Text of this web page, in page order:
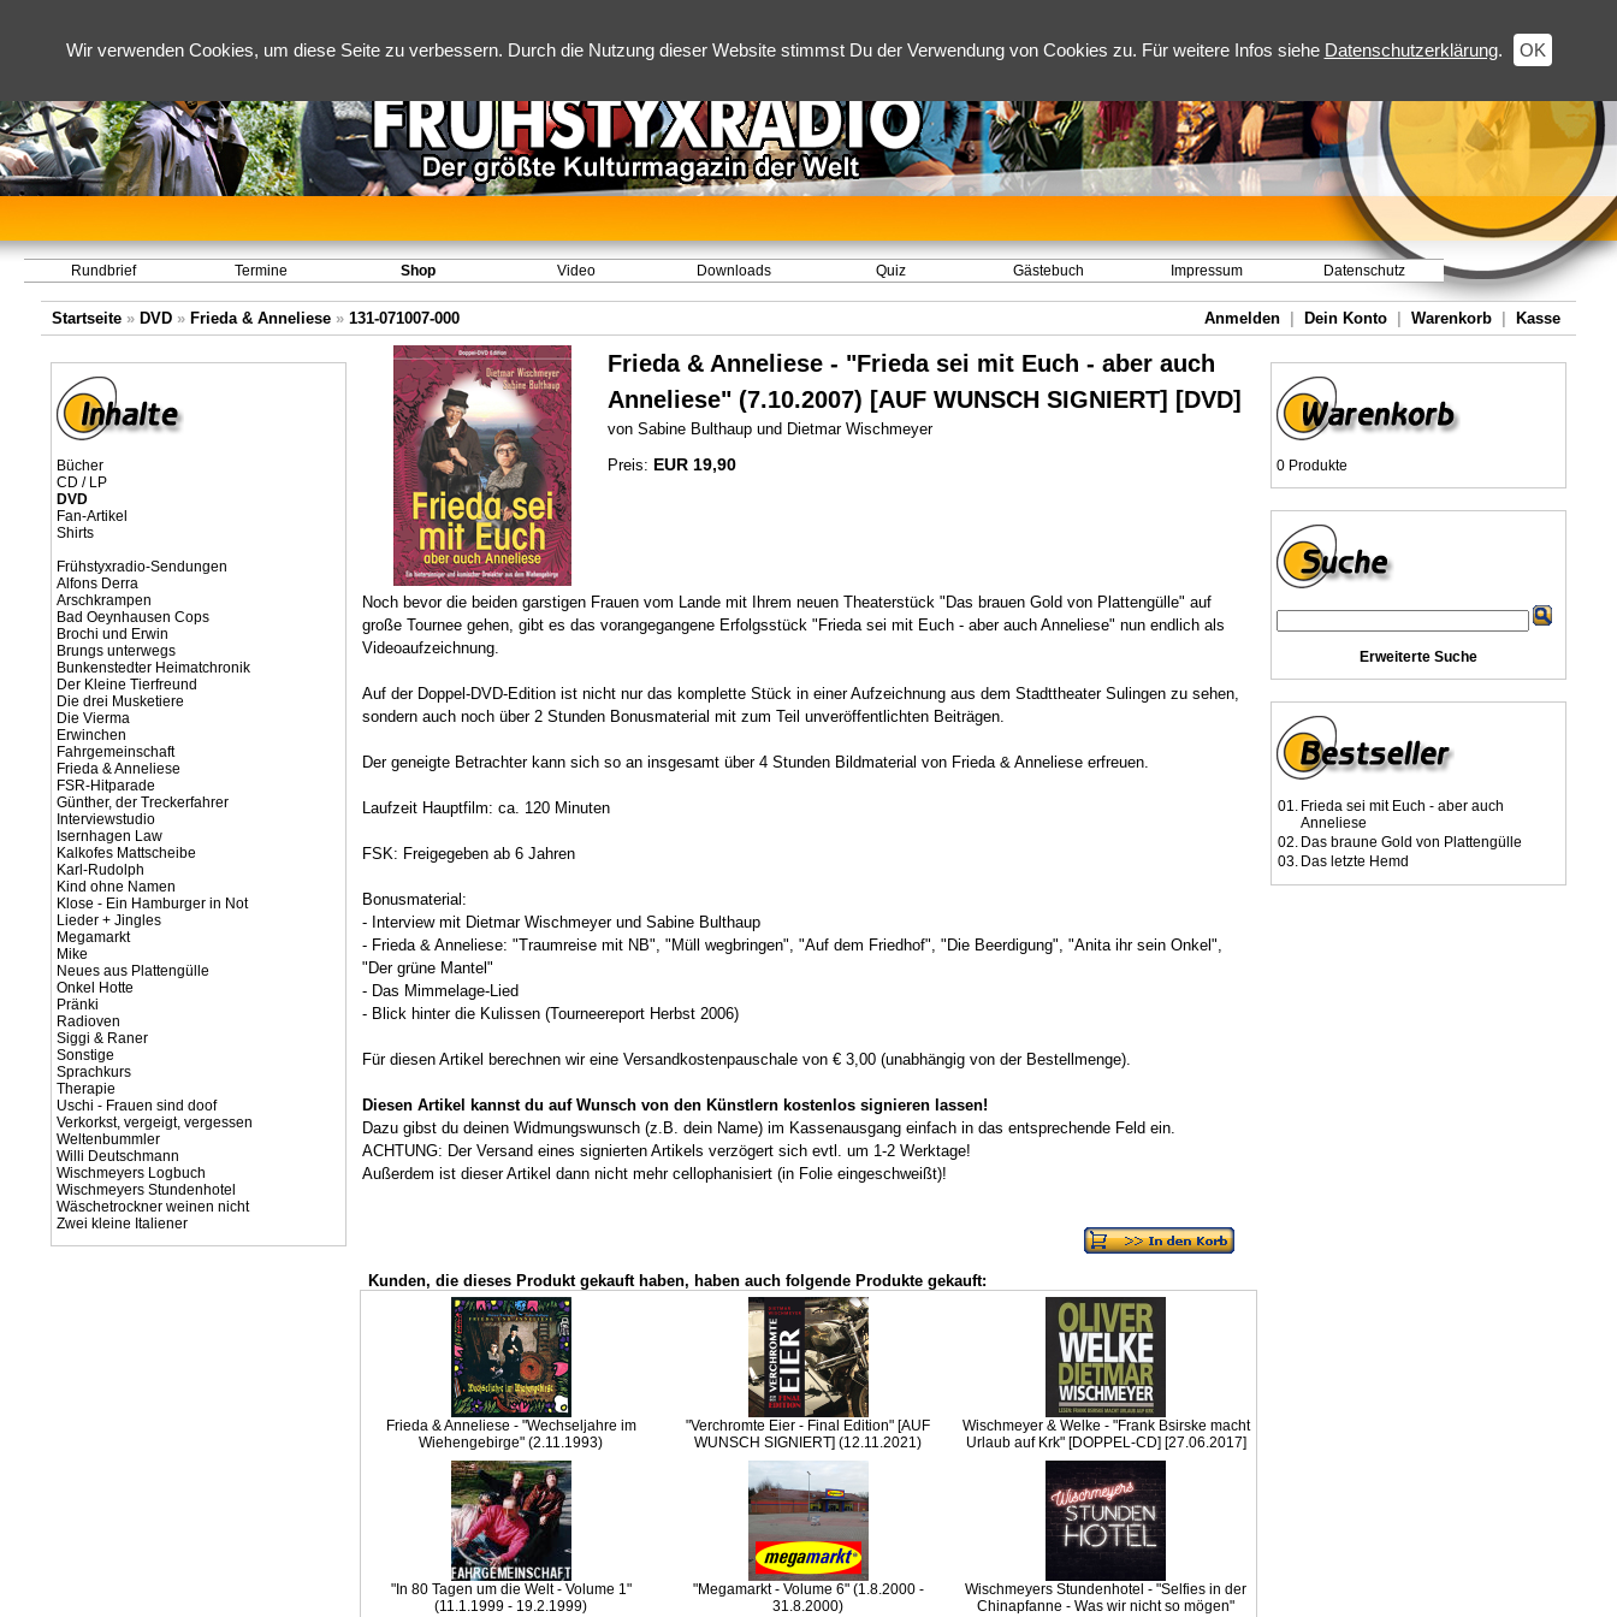
Wir verwenden Cookies, um diese Seite zu verbessern. Durch die Nutzung dieser Website stimmst Du der Verwendung von Cookies zu. Für weitere Infos siehe Datenschutzerklärung. OK
Rundbrief Termine Shop Video Downloads Quiz Gästebuch Impressum Datenschutz
Startseite » DVD » Frieda & Anneliese » 131-071007-000 Anmelden Dein Konto Warenkorb Kasse
Bücher
CD / LP
DVD
Fan-Artikel
Shirts
Frühstyxradio-Sendungen
Alfons Derra
Arschkrampen
Bad Oeynhausen Cops
Brochi und Erwin
Brungs unterwegs
Bunkenstedter Heimatchronik
Der Kleine Tierfreund
Die drei Musketiere
Die Vierma
Erwinchen
Fahrgemeinschaft
Frieda & Anneliese
FSR-Hitparade
Günther, der Treckerfahrer
Interviewstudio
Isernhagen Law
Kalkofes Mattscheibe
Karl-Rudolph
Kind ohne Namen
Klose - Ein Hamburger in Not
Lieder + Jingles
Megamarkt
Mike
Neues aus Plattengülle
Onkel Hotte
Pränki
Radioven
Siggi & Raner
Sonstige
Sprachkurs
Therapie
Uschi - Frauen sind doof
Verkorkst, vergeigt, vergessen
Weltenbummler
Willi Deutschmann
Wischmeyers Logbuch
Wischmeyers Stundenhotel
Wäschetrockner weinen nicht
Zwei kleine Italiener
Frieda & Anneliese - "Frieda sei mit Euch - aber auch
Anneliese" (7.10.2007) [AUF WUNSCH SIGNIERT] [DVD]
von Sabine Bulthaup und Dietmar Wischmeyer
Preis: EUR 19,90
Noch bevor die beiden garstigen Frauen vom Lande mit Ihrem neuen Theaterstück "Das brauen Gold von Plattengülle" auf
große Tournee gehen, gibt es das vorangegangene Erfolgsstück "Frieda sei mit Euch - aber auch Anneliese" nun endlich als
Videoaufzeichnung.
Auf der Doppel-DVD-Edition ist nicht nur das komplette Stück in einer Aufzeichnung aus dem Stadttheater Sulingen zu sehen,
sondern auch noch über 2 Stunden Bonusmaterial mit zum Teil unveröffentlichten Beiträgen.
Der geneigte Betrachter kann sich so an insgesamt über 4 Stunden Bildmaterial von Frieda & Anneliese erfreuen.
Laufzeit Hauptfilm: ca. 120 Minuten
FSK: Freigegeben ab 6 Jahren
Bonusmaterial:
- Interview mit Dietmar Wischmeyer und Sabine Bulthaup
- Frieda & Anneliese: "Traumreise mit NB", "Müll wegbringen", "Auf dem Friedhof", "Die Beerdigung", "Anita ihr sein Onkel",
"Der grüne Mantel"
- Das Mimmelage-Lied
- Blick hinter die Kulissen (Tourneereport Herbst 2006)
Für diesen Artikel berechnen wir eine Versandkostenpauschale von € 3,00 (unabhängig von der Bestellmenge).
Diesen Artikel kannst du auf Wunsch von den Künstlern kostenlos signieren lassen!
Dazu gibst du deinen Widmungswunsch (z.B. dein Name) im Kassenausgang einfach in das entsprechende Feld ein.
ACHTUNG: Der Versand eines signierten Artikels verzögert sich evtl. um 1-2 Werktage!
Außerdem ist dieser Artikel dann nicht mehr cellophanisiert (in Folie eingeschweißt)!
Kunden, die dieses Produkt gekauft haben, haben auch folgende Produkte gekauft:
Frieda & Anneliese - "Wechseljahre im
Wiehengebirge" (2.11.1993)
"Verchromte Eier - Final Edition" [AUF
WUNSCH SIGNIERT] (12.11.2021)
Wischmeyer & Welke - "Frank Bsirske macht
Urlaub auf Krk" [DOPPEL-CD] [27.06.2017]
"In 80 Tagen um die Welt - Volume 1"
(11.1.1999 - 19.2.1999)
"Megamarkt - Volume 6" (1.8.2000 -
31.8.2000)
Wischmeyers Stundenhotel - "Selfies in der
Chinapfanne - Was wir nicht so mögen"
0 Produkte
Erweiterte Suche
01. Frieda sei mit Euch - aber auch
Anneliese
02. Das braune Gold von Plattengülle
03. Das letzte Hemd